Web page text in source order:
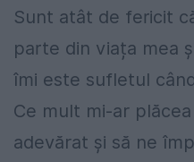
Sunt atât de fericit
parte din viața mea
îmi este sufletul
Ce mult mi-ar
adevărat și să ne